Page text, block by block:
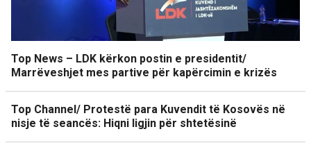
Top News – LDK kërkon postin e presidentit/
Marrëveshjet mes partive për kapërcimin e krizës
Top Channel/ Protestë para Kuvendit të Kosovës në
nisje të seancës: Hiqni ligjin për shtetësinë